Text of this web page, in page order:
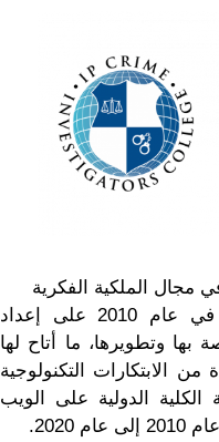
عكفت الكلية الدولية منذ إنشائها في عام 2010 على إعداد
بها وتطويرها، ما أتاح لها
من الابتكارات التكنولوجية
الدولية على الويب